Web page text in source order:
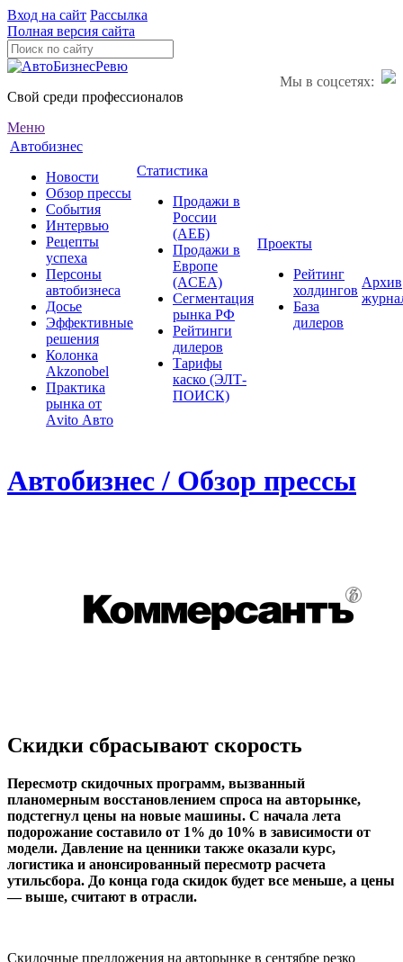
Вход на сайт Рассылка
Полная версия сайта
Мы в соцсетях:
Свой среди профессионалов
Меню
Автобизнес
Новости
Обзор прессы
События
Интервью
Рецепты
успеха
Персоны
автобизнеса
Досье
Эффективные
решения
Колонка
Akzonobel
Практика
рынка от
Аvito Авто
Статистика
Продажи в
России
(АЕБ)
Продажи в
Европе
(ACEA)
Сегментация
рынка РФ
Рейтинги
дилеров
Тарифы
каско (ЭЛТ-
ПОИСК)
Проекты
Рейтинг
холдингов
База
дилеров
Архив
Автобизнес / Обзор прессы
Скидки сбрасывают скорость
Пересмотр скидочных программ, вызванный
планомерным восстановлением спроса на авторынке,
подстегнул цены на новые машины. С начала лета
подорожание составило от 1% до 10% в зависимости от
модели. Давление на ценники также оказали курс,
логистика и анонсированный пересмотр расчета
утильсбора. До конца года скидок будет все меньше, а цены
— выше, считают в отрасли.
Скидочные предложения на авторынке в сентябре резко